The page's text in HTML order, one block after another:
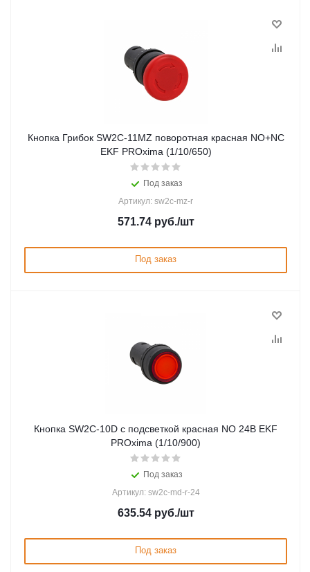
Кнопка Грибок SW2C-11MZ поворотная красная NO+NC
EKF PROxima (1/10/650)
Под заказ
Артикул: sw2c-mz-r
571.74руб./шт
Под заказ
Кнопка SW2C-10D с подсветкой красная NO 24В EKF
PROxima (1/10/900)
Под заказ
Артикул: sw2c-md-r-24
635.54руб./шт
Под заказ